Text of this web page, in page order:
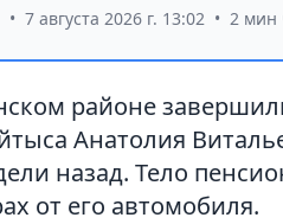
• 7 августа 2026 г. 13:02 • 2 мин
районе
Анатолия
назад. Тело
от его автомобиля.